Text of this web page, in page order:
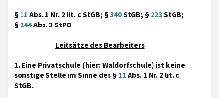
§11Abs. 1 Nr. 2 lit. c StGB; §340StGB; §223StGB;
§244Abs. 3 StPO
Leitsätze des Bearbeiters
1. Eine Privatschule (hier: Waldorfschule) ist keine
sonstige Stelle im Sinne des §11Abs. 1 Nr. 2 lit. c
StGB.